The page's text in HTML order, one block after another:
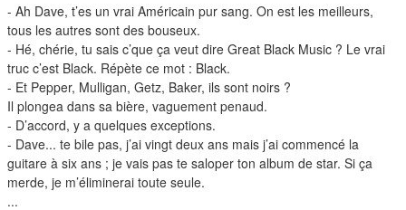
- Ah Dave, t’es un vrai Américain pur sang. On est les meilleurs,
tous les autres sont des bouseux.
- Hé, chérie, tu sais c’que ça veut dire Great Black Music ? Le vrai
truc c’est Black. Répète ce mot : Black.
- Et Pepper, Mulligan, Getz, Baker, ils sont noirs ?
Il plongea dans sa bière, vaguement penaud.
- D’accord, y a quelques exceptions.
- Dave... te bile pas, j’ai vingt deux ans mais j’ai commencé la
guitare à six ans ; je vais pas te saloper ton album de star. Si ça
merde, je m’éliminerai toute seule.
...